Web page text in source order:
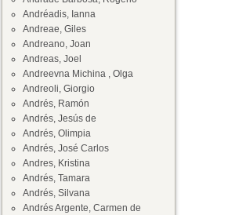
Andréadis, Ianna
Andreae, Giles
Andreano, Joan
Andreas, Joel
Andreevna Michina , Olga
Andreoli, Giorgio
Andrés, Ramón
Andrés, Jesús de
Andrés, Olimpia
Andrés, José Carlos
Andres, Kristina
Andrés, Tamara
Andrés, Silvana
Andrés Argente, Carmen de